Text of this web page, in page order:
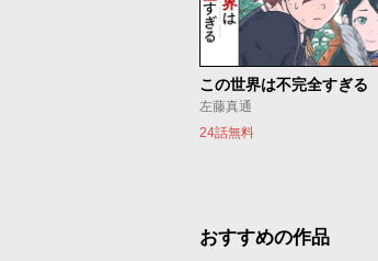
この世界は不完全すぎる
左藤真通
24話無料
おすすめの作品